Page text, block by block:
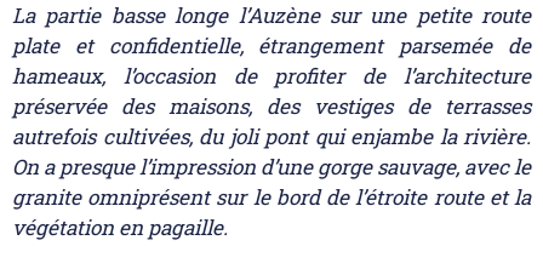
La partie basse longe l’Auzène sur une petite route
plate et confidentielle, étrangement parsemée de
hameaux, l’occasion de profiter de l’architecture
préservée des maisons, des vestiges de terrasses
autrefois cultivées, du joli pont qui enjambe la rivière.
On a presque l’impression d’une gorge sauvage, avec le
granite omniprésent sur le bord de l’étroite route et la
végétation en pagaille.